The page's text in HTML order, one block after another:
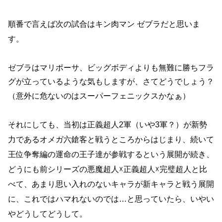
順番で言えば次の試合はキン肉マン ゼブラだと思いま
す。
ゼブラはマリポーサ、ビッグボディよりも無難に勝ちフラ
グが立っているような気もしますが、さてどうでしょう？
（意外に危ないのはスーパーフェニックスかなぁ）
それにしても、当初は正義超人2軍（いや3軍？）が新勢
力であるオメガ六鎗客と戦うところからはじまり、続いて
王位争奪編の運命の王子達が参戦するという展開が続き、
どうにも前シリーズの悪魔超人☓正義超人☓完璧超人と比
べて、あまり思い入れのないキャラが新キャラと戦う展開
に、これではハマれないのでは…と思っていたら、いやい
やどうしてどうして。